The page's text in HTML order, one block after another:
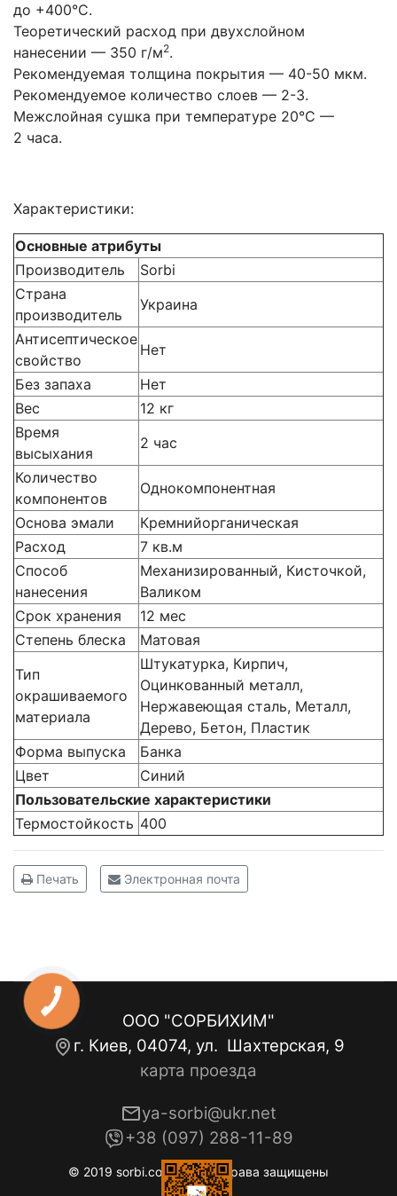
до +400°С.
Теоретический расход при двухслойном
нанесении — 350 г/м2.
Рекомендуемая толщина покрытия — 40-50 мкм.
Рекомендуемое количество слоев — 2-3.
Межслойная сушка при температуре 20°С —
2 часа.
Характеристики:
Основные атрибуты
Производитель
Sorbi
Страна
производитель
Украина
Антисептическое
свойство
Нет
Без запаха
Нет
Вес
12 кг
Время
высыхания
2 час
Количество
компонентов
Однокомпонентная
Основа эмали
Кремнийорганическая
Расход
7 кв.м
Способ
нанесения
Механизированный, Кисточкой,
Валиком
Срок хранения
12 мес
Степень блеска
Матовая
Тип
окрашиваемого
материала
Штукатурка, Кирпич,
Оцинкованный металл,
Нержавеющая сталь, Металл,
Дерево, Бетон, Пластик
Форма выпуска
Банка
Цвет
Синий
Пользовательские характеристики
Термостойкость 400
Печать Электронная почта
ООО "СОРБИХИМ"
г. Киев, 04074, ул. Шахтерская, 9
карта проезда
© 2019 sorbi.com.ua. Все права защищены
ya-sorbi@ukr.net
+38 (097) 288-11-89